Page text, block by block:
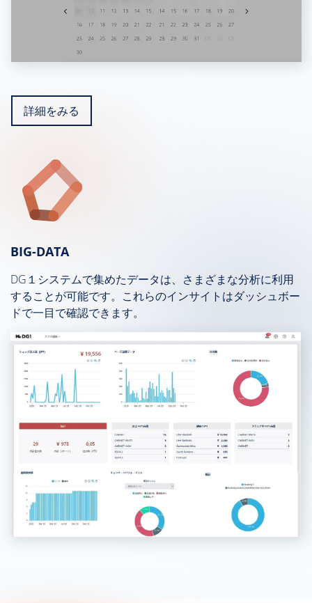
詳細をみる
BIG-DATA
DG１システムで集めたデータは、さまざまな分析に利用
することが可能です。これらのインサイトはダッシュボー
ドで一目で確認できます。